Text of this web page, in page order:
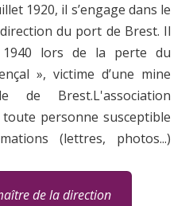
1920, il s’engage dans le
du port de Brest. Il
lors de la perte du
», victime d’une mine
de Brest.L'association
personne susceptible
(lettres, photos...)
de la direction